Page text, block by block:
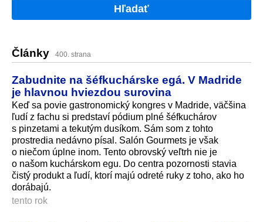
Hľadať
Články 400. strana
Zabudnite na šéfkuchárske egá. V Madride
je hlavnou hviezdou surovina
Keď sa povie gastronomický kongres v Madride, väčšina
ľudí z fachu si predstaví pódium plné šéfkuchárov
s pinzetami a tekutým dusíkom. Sám som z tohto
prostredia nedávno písal. Salón Gourmets je však
o niečom úplne inom. Tento obrovský veľtrh nie je
o našom kuchárskom egu. Do centra pozornosti stavia
čistý produkt a ľudí, ktorí majú odreté ruky z toho, ako ho
dorábajú.
tento rok